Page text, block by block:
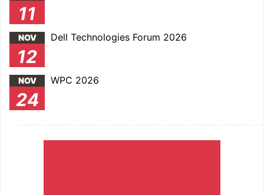
11
NOV
12
Dell Technologies Forum 2026
NOV
24
WPC 2026